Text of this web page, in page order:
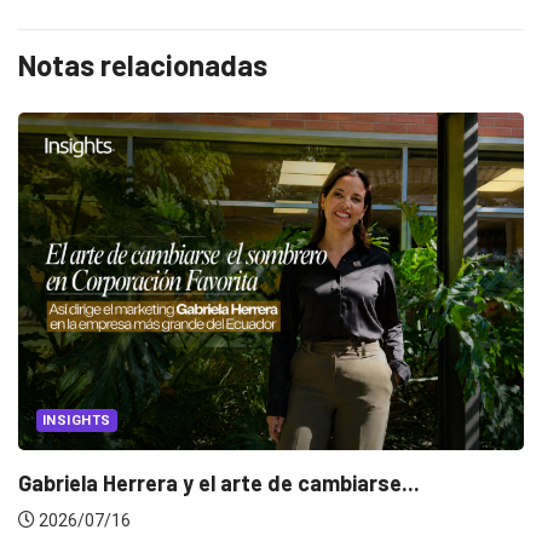
Notas relacionadas
INSIGHTS
Gabriela Herrera y el arte de cambiarse...
2026/07/16